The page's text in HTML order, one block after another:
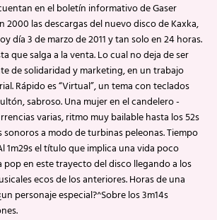
en el boletín informativo de Gaser
2000 las descargas del nuevo disco de Kaxka,
día 3 de marzo de 2011 y tan solo en 24 horas.
que salga a la venta. Lo cual no deja de ser
de solidaridad y marketing, en un trabajo
Rápido es “Virtual”, un tema con teclados
sabroso. Una mujer en el candelero -
varias, ritmo muy bailable hasta los 52s
sonoros a modo de turbinas peleonas. Tiempo
1m29s el título que implica una vida poco
pop en este trayecto del disco llegando a los
ecos de los anteriores. Horas de una
personaje especial?^Sobre los 3m14s